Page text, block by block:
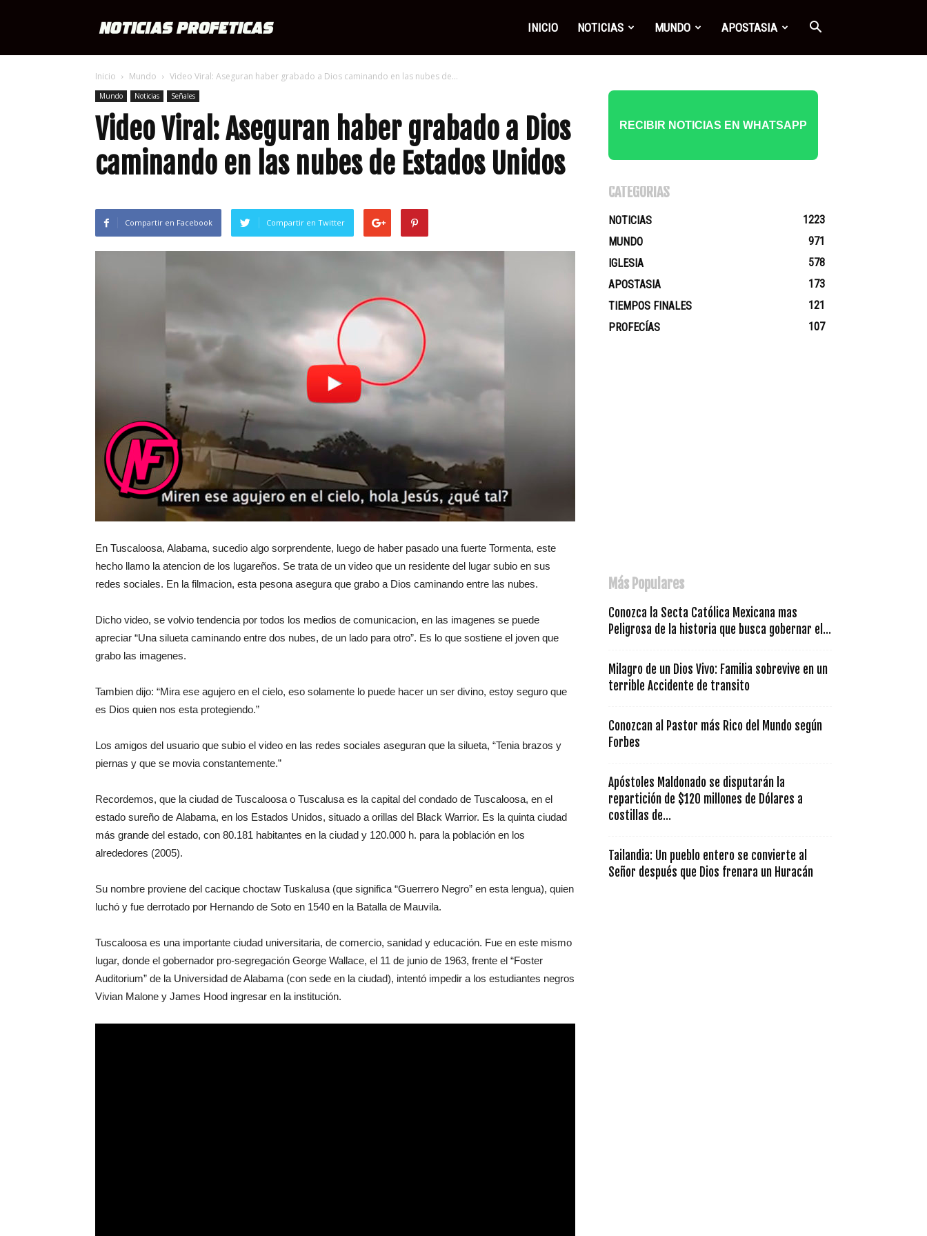
Proféticas
INICIO NOTICIAS MUNDO APOSTASIA
Inicio Mundo Video Viral: Aseguran haber grabado a Dios caminando en las nubes de...
Mundo Noticias Señales
Video Viral: Aseguran haber grabado a Dios
caminando en las nubes de Estados Unidos
Compartir en Facebook Compartir en Twitter
En Tuscaloosa, Alabama, sucedio algo sorprendente, luego de haber pasado una fuerte Tormenta, este
hecho llamo la atencion de los lugareños. Se trata de un video que un residente del lugar subio en sus
redes sociales. En la filmacion, esta pesona asegura que grabo a Dios caminando entre las nubes.
Dicho video, se volvio tendencia por todos los medios de comunicacion, en las imagenes se puede
apreciar “Una silueta caminando entre dos nubes, de un lado para otro”. Es lo que sostiene el joven que
grabo las imagenes.
Tambien dijo: “Mira ese agujero en el cielo, eso solamente lo puede hacer un ser divino, estoy seguro que
es Dios quien nos esta protegiendo.”
Los amigos del usuario que subio el video en las redes sociales aseguran que la silueta, “Tenia brazos y
piernas y que se movia constantemente.”
Recordemos, que la ciudad de Tuscaloosa o Tuscalusa es la capital del condado de Tuscaloosa, en el
estado sureño de Alabama, en los Estados Unidos, situado a orillas del Black Warrior. Es la quinta ciudad
más grande del estado, con 80.181 habitantes en la ciudad y 120.000 h. para la población en los
alrededores (2005).
Su nombre proviene del cacique choctaw Tuskalusa (que significa “Guerrero Negro” en esta lengua), quien
luchó y fue derrotado por Hernando de Soto en 1540 en la Batalla de Mauvila.
Tuscaloosa es una importante ciudad universitaria, de comercio, sanidad y educación. Fue en este mismo
lugar, donde el gobernador pro-segregación George Wallace, el 11 de junio de 1963, frente el “Foster
Auditorium” de la Universidad de Alabama (con sede en la ciudad), intentó impedir a los estudiantes negros
Vivian Malone y James Hood ingresar en la institución.
RECIBIR NOTICIAS EN WHATSAPP
CATEGORÍAS
NOTICIAS
1223
MUNDO
971
IGLESIA
578
APOSTASIA
173
TIEMPOS FINALES
121
PROFECÍAS
107
Más Populares
Conozca la Secta Católica Mexicana mas
Peligrosa de la historia que busca gobernar el...
Milagro de un Dios Vivo: Familia sobrevive en un
terrible Accidente de transito
Conozcan al Pastor más Rico del Mundo según
Forbes
Apóstoles Maldonado se disputarán la
repartición de $120 millones de Dólares a
costillas de...
Tailandia: Un pueblo entero se convierte al
Señor después que Dios frenara un Huracán